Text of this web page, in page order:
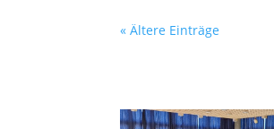
« Ältere Einträge